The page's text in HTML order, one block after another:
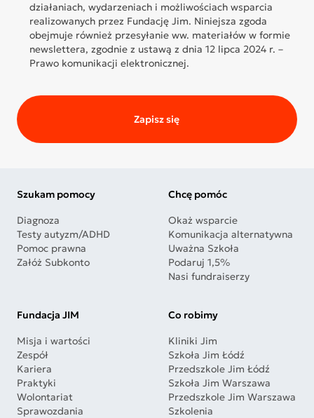
działaniach, wydarzeniach i możliwościach wsparcia
realizowanych przez Fundację Jim. Niniejsza zgoda
obejmuje również przesyłanie ww. materiałów w formie
newslettera, zgodnie z ustawą z dnia 12 lipca 2024 r. –
Prawo komunikacji elektronicznej.
Zapisz się
Szukam pomocy
Diagnoza
Testy autyzm/ADHD
Pomoc prawna
Załóż Subkonto
Chcę pomóc
Okaż wsparcie
Komunikacja alternatywna
Uważna Szkoła
Podaruj 1,5%
Nasi fundraiserzy
Fundacja JIM
Misja i wartości
Zespół
Kariera
Praktyki
Wolontariat
Sprawozdania
Co robimy
Kliniki Jim
Szkoła Jim Łódź
Przedszkole Jim Łódź
Szkoła Jim Warszawa
Przedszkole Jim Warszawa
Szkolenia